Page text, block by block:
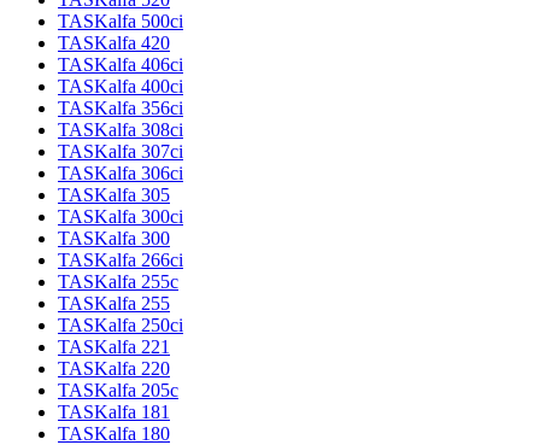
TASKalfa 500ci
TASKalfa 420
TASKalfa 406ci
TASKalfa 400ci
TASKalfa 356ci
TASKalfa 308ci
TASKalfa 307ci
TASKalfa 306ci
TASKalfa 305
TASKalfa 300ci
TASKalfa 300
TASKalfa 266ci
TASKalfa 255c
TASKalfa 255
TASKalfa 250ci
TASKalfa 221
TASKalfa 220
TASKalfa 205c
TASKalfa 181
TASKalfa 180